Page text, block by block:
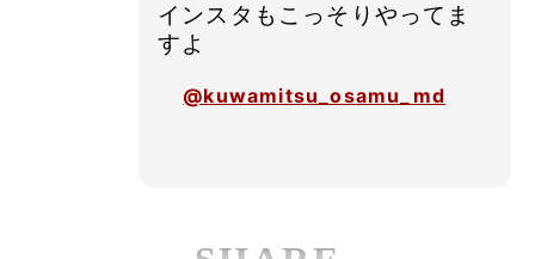
インスタもこっそりやってま
すよ
@kuwamitsu_osamu_md